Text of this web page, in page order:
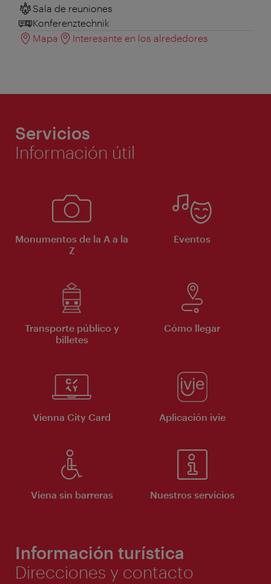
Sala de reuniones
Konferenztechnik
Mapa
Interesante en los alrededores
Servicios
Información útil
Monumentos de la A a la
Z
Eventos
Transporte público y
billetes
Cómo llegar
Vienna City Card Aplicación ivie
Viena sin barreras Nuestros servicios
Información turística
Direcciones y contacto